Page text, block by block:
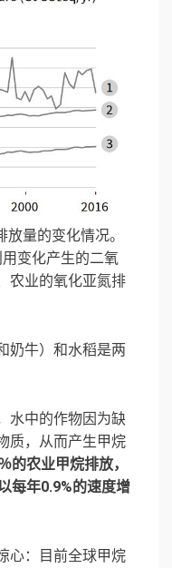
量的变化情况。
变化产生的二氧
农业的氧化亚氮排
奶牛）和水稻是两
水中的作物因为缺
质，从而产生甲烷
的农业甲烷排放，
每年0.9%的速度增
心：目前全球甲烷